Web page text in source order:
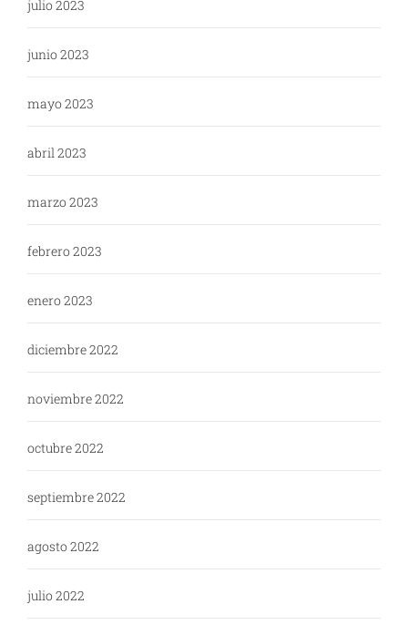
julio 2023
junio 2023
mayo 2023
abril 2023
marzo 2023
febrero 2023
enero 2023
diciembre 2022
noviembre 2022
octubre 2022
septiembre 2022
agosto 2022
julio 2022